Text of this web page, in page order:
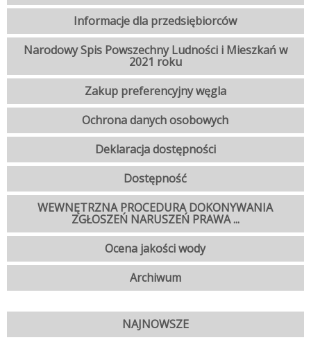
Informacje dla przedsiębiorców
Narodowy Spis Powszechny Ludności i Mieszkań w
2021 roku
Zakup preferencyjny węgla
Ochrona danych osobowych
Deklaracja dostępności
Dostępność
WEWNĘTRZNA PROCEDURA DOKONYWANIA
ZGŁOSZEŃ NARUSZEŃ PRAWA ...
Ocena jakości wody
Archiwum
NAJNOWSZE